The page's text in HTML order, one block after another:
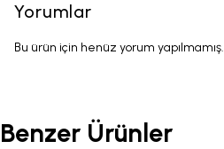
Yorumlar
Bu ürün için henüz yorum yapılmamış.
Benzer Ürünler